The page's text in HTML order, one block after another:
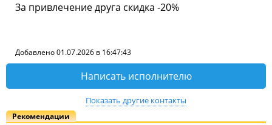
За привлечение друга скидка -20%
Добавлено 01.07.2026 в 16:47:43
Написать исполнителю
Показать другие контакты
Рекомендации